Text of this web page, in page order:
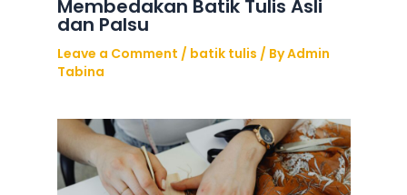
Membedakan Batik Tulis Asli
dan Palsu
Leave a Comment / batik tulis / ByAdmin
Tabina